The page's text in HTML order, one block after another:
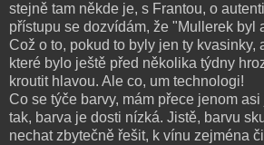
stejně tam někde je, s Frantou, o
přístupu se dozvídám, že "Mullerek byl
Což o to, pokud to byly jen ty kvasinky,
které bylo ještě před několika týdny
kroutit hlavou. Ale co, um technologi!
Co se týče barvy, mám přece jenom
tak, barva je dosti nízká. Jistě, barvu
nechat zbytečně řešit, k vínu zejména